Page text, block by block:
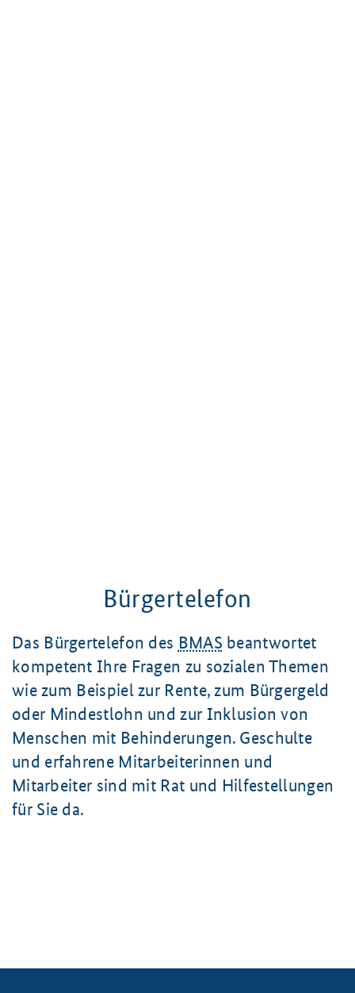
Bürgertelefon
Das Bürgertelefon des BMAS beantwortet
kompetent Ihre Fragen zu sozialen Themen
wie zum Beispiel zur Rente, zum Bürgergeld
oder Mindestlohn und zur Inklusion von
Menschen mit Behinderungen. Geschulte
und erfahrene Mitarbeiterinnen und
Mitarbeiter sind mit Rat und Hilfestellungen
für Sie da.